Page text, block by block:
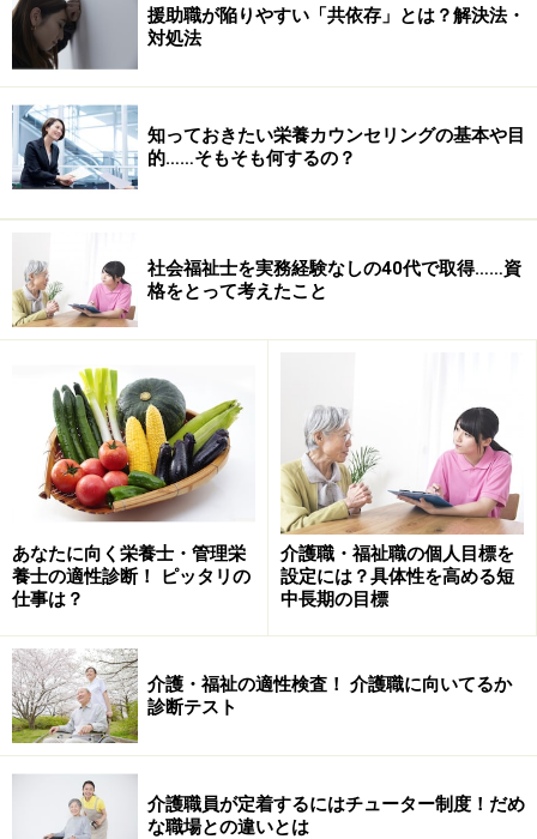
運転に自信がなくても、交替で運転を求められることが多
ただ、ほとんどの事業所ではケアスタッフが交替で利用
者送迎を行っているので、普通自動車運転免許がほぼ必
です。また、デイサービスもデイケアも、
という体力を使う仕事、レクリエーションの企画や進行
という創意工夫と盛り上げ役的な役割が求められる仕事
が必ずあるので、その心づもりは必要です。
＞＞次は【体力に自信があるなら「訪問入浴のヘルパ
ー」を】
※記事内容は執筆時点のものです。最新の内容をご確認くださ
い。
1/3 次のページへ
援助職が陥りやすい「共依存」とは？解決法・
対処法
知っておきたい栄養カウンセリングの基本や目
的……そもそも何するの？
社会福祉士を実務経験なしの40代で取得……資
格をとって考えたこと
あなたに向く栄養士・管理栄
養士の適性診断！ ピッタリの
仕事は？
介護職・福祉職の個人目標を
設定には？具体性を高める短
中長期の目標
介護・福祉の適性検査！ 介護職に向いてるか
診断テスト
介護職員が定着するにはチューター制度！だめ
な職場との違いとは